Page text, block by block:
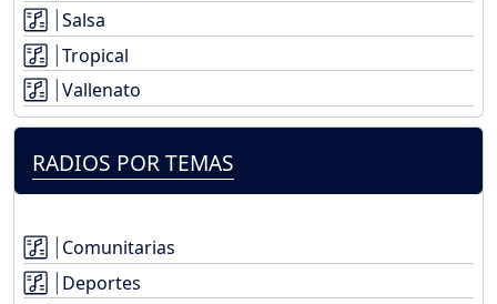
Salsa
Tropical
Vallenato
RADIOS POR TEMAS
Comunitarias
Deportes